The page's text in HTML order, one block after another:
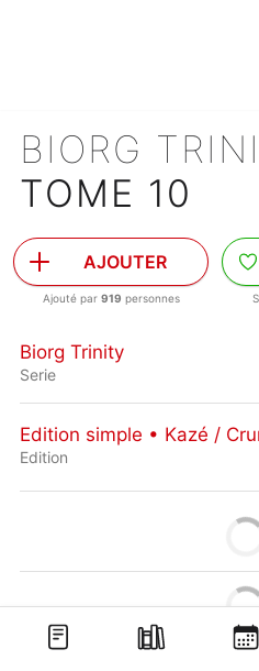
BIORG
TOME 10
AJOUTER
Ajouté par 919 personnes
Biorg Trinity
Serie
Edition simple • Kazé /
Edition